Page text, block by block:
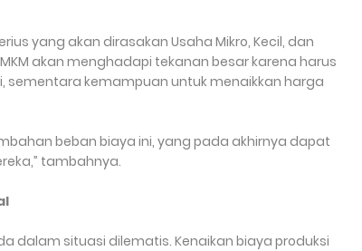
yang akan dirasakan Usaha Mikro, Kecil, dan
akan menghadapi tekanan besar karena harus
sementara kemampuan untuk menaikkan harga
beban biaya ini, yang pada akhirnya dapat
tambahnya.
dalam situasi dilematis. Kenaikan biaya produksi